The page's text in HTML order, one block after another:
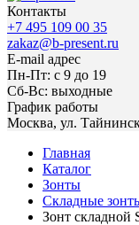
Контакты
+7 495 109 00 35
zakaz@b-present.ru
E-mail адрес
Пн-Пт: с 9 до 19
Сб-Вс: выходные
График работы
Москва, ул.
Главная
Каталог
Зонты
Складные
Зонт складной